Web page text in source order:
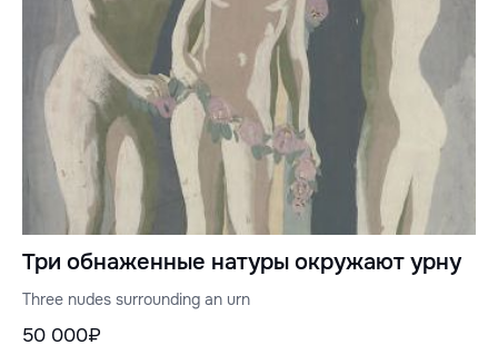
Три обнаженные натуры окружают урну
Three nudes surrounding an urn
50 000₽